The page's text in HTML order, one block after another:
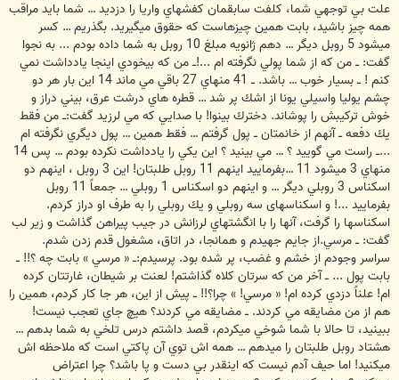
علت بي توجهي شما، كلفت سابقمان كفشهاي واريا را دزديد … شما بايد مراقب
همه چيز باشيد، بابت همين چيزهاست كه حقوق ميگيريد. بگذريم … كسر
ميشود 5 روبل ديگر … دهم ژانويه مبلغ 10 روبل به شما داده بودم ... به نجوا
گفت: ــ من كه از شما پولي نگرفته ام ...!ــ من كه بيخودي اينجا يادداشت نمي
كنم ! ــ بسيار خوب … باشد. ــ 41 منهاي 27 باقي مي ماند 14 اين بار هر دو
چشم يوليا واسيلي يونا از اشك پر شد … قطره هاي درشت عرق، بيني دراز و
خوش تركيبش را پوشاند. دخترك بينوا! با صدايي كه مي لرزيد گفت:ــ من فقط
يك دفعه ــ آنهم از خانمتان ــ پول گرفتم … فقط همين … پول ديگري نگرفته ام
...ــ راست مي گوييد ؟ … مي بينيد ؟ اين يكي را يادداشت نكرده بودم … پس 14
منهاي 3 ميشود 11 …بفرماييد اينهم 11 روبل طلبتان! اين 3 روبل ، اينهم دو
اسكناس 3 روبلي ديگر … و اينهم دو اسكناس 1 روبلي … جمعاً 11 روبل
بفرماييد ...! و اسكناسهای سه روبلي و يك روبلي را به طرف او دراز كردم.
اسكناسها را گرفت، آنها را با انگشتهاي لرزانش در جيب پيراهن گذاشت و زير لب
گفت: ــ مرسي.از جايم جهيدم و همانجا، در اتاق، مشغول قدم زدن شدم.
سراسر وجودم از خشم و غضب، پر شده بود. پرسيدم:ــ « مرسي » بابت چه ؟!! ــ
بابت پول ... ــ آخر من كه سرتان كلاه گذاشتم! لعنت بر شيطان، غارتتان كرده
ام! علناً دزدي كرده ام! « مرسي! » چرا؟!! ــ پيش از اين، هر جا كار كردم، همين را
هم از من مضايقه مي كردند. ــ مضايقه مي كردند؟ هيچ جاي تعجب نيست!
ببينيد، تا حالا با شما شوخي ميكردم، قصد داشتم درس تلخي به شما بدهم …
هشتاد روبل طلبتان را ميدهم … همه اش توي آن پاكتي است كه ملاحظه اش
ميكنيد! اما حيف آدم نيست كه اينقدر بي دست و پا باشد؟ چرا اعتراض